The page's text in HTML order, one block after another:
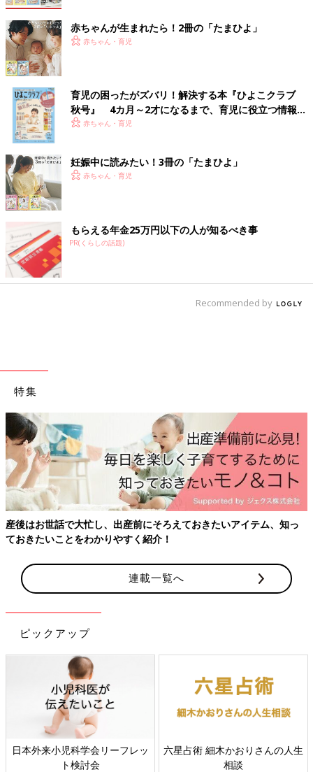
赤ちゃんの手でつかみやすい「シュシュ取り」
ママの手にシュシュを何個かつけ、赤ちゃんに取らせて遊んで。
ゴムが入っていて引っ張ると伸びるシュシュの感触が面白くて、
赤ちゃんは夢中に。赤ちゃんの足首にシュシュをつけて取らせれ
ば、全身を使った運動にも応用できます。
立っちやあんよができるようになるころの赤ちゃんは、体力がつ
いてきて室内の活動だけではパワーを持て余しがちに。シーツや
力を消耗させてあげましょう。
肩まわりのいい運動に！「シーツの中を探索」
ママと一緒におすわりして、シーツ（大きめのバスタオルでも
OK）をすっぽりかぶります。中で両手を伸ばしてバサバサとた
ぐって出口を探す「探索遊び」をしましょう。室内にいるとなか
なか両腕を上に動かす機会がないもの。この遊びをすることで、
縮こまりがちな腕・肩の筋肉をしなやかに伸ばせます。
赤ちゃんが生まれたら！2冊の「たまひよ」
赤ちゃん・育児
育児の困ったがズバリ！解決する本『ひよこクラブ
秋号』 4カ月～2才になるまで、育児に役立つ情報が
いっぱい！
赤ちゃん・育児
妊娠中に読みたい！3冊の「たまひよ」
赤ちゃん・育児
もらえる年金25万円以下の人が知るべき事
PR(くらしの話題)
Recommended by
特集
産後はお世話で大忙し、出産前にそろえておきたいアイテム、知っ
ておきたいことをわかりやすく紹介！
連載一覧へ
ピックアップ
日本外来小児科学会リーフレッ
ト検討会
六星占術 細木かおりさんの人生
相談